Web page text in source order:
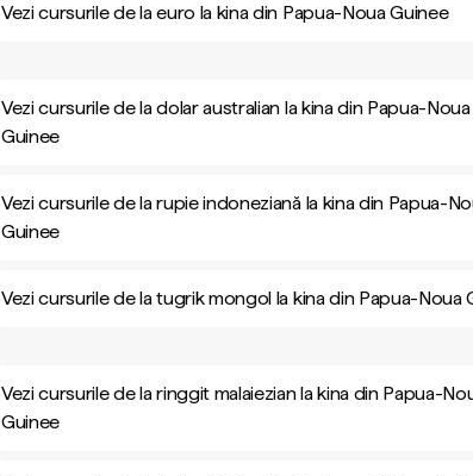
Vezi cursurile de la euro la kina din Papua-Noua Guinee
Vezi cursurile de la dolar australian la kina din Papua-Noua
Guinee
Vezi cursurile de la rupie indoneziană la kina din Papua-
Guinee
Vezi cursurile de la tugrik mongol la kina din Papua-Noua
Vezi cursurile de la ringgit malaiezian la kina din Papua-
Guinee